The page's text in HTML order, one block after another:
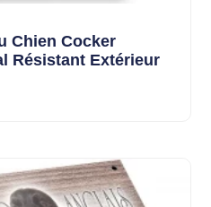
Chien Cocker
Résistant Extérieur